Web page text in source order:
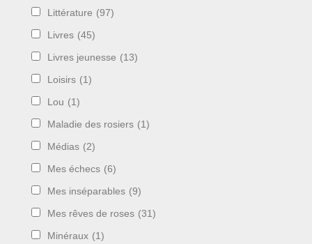
Littérature (97)
Livres (45)
Livres jeunesse (13)
Loisirs (1)
Lou (1)
Maladie des rosiers (1)
Médias (2)
Mes échecs (6)
Mes inséparables (9)
Mes rêves de roses (31)
Minéraux (1)